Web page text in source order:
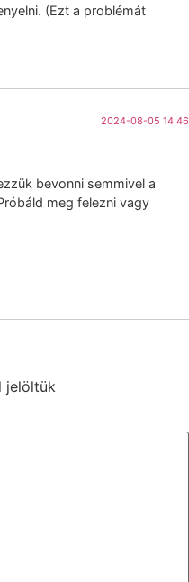
(Ezt a problémát
2024-08-05 14:46
bevonni semmivel a
meg felezni vagy
jelöltük